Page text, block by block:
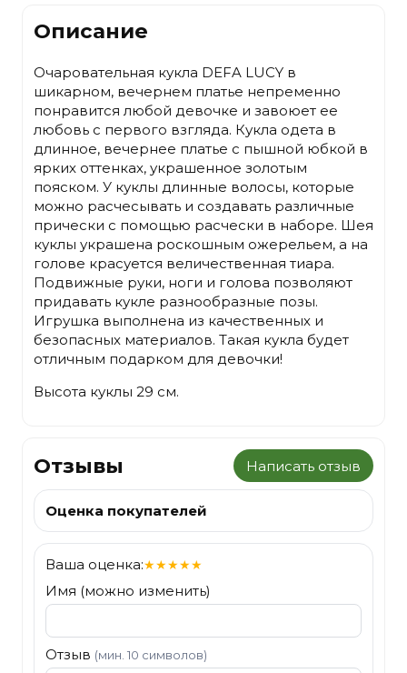
Описание
Очаровательная кукла DEFA LUCY в
шикарном, вечернем платье непременно
понравится любой девочке и завоюет ее
любовь с первого взгляда. Кукла одета в
длинное, вечернее платье с пышной юбкой в
ярких оттенках, украшенное золотым
пояском. У куклы длинные волосы, которые
можно расчесывать и создавать различные
прически с помощью расчески в наборе. Шея
куклы украшена роскошным ожерельем, а на
голове красуется величественная тиара.
Подвижные руки, ноги и голова позволяют
придавать кукле разнообразные позы.
Игрушка выполнена из качественных и
безопасных материалов. Такая кукла будет
отличным подарком для девочки!
Высота куклы 29 см.
Отзывы Написать отзыв
Оценка покупателей
Ваша оценка:★★★★★
Имя (можно изменить)
Отзыв (мин. 10 символов)